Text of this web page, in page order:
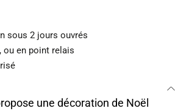
sous 2 jours ouvrés
ou en point relais
une décoration de Noël